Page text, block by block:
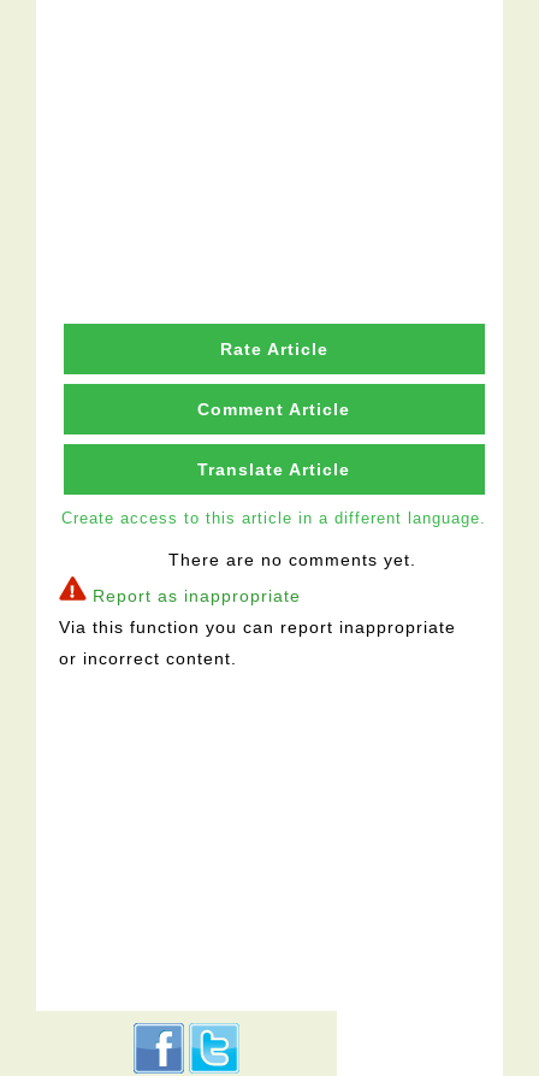
Rate Article
Comment Article
Translate Article
Create access to this article in a different language.
There are no comments yet.
Report as inappropriate
Via this function you can report inappropriate
or incorrect content.